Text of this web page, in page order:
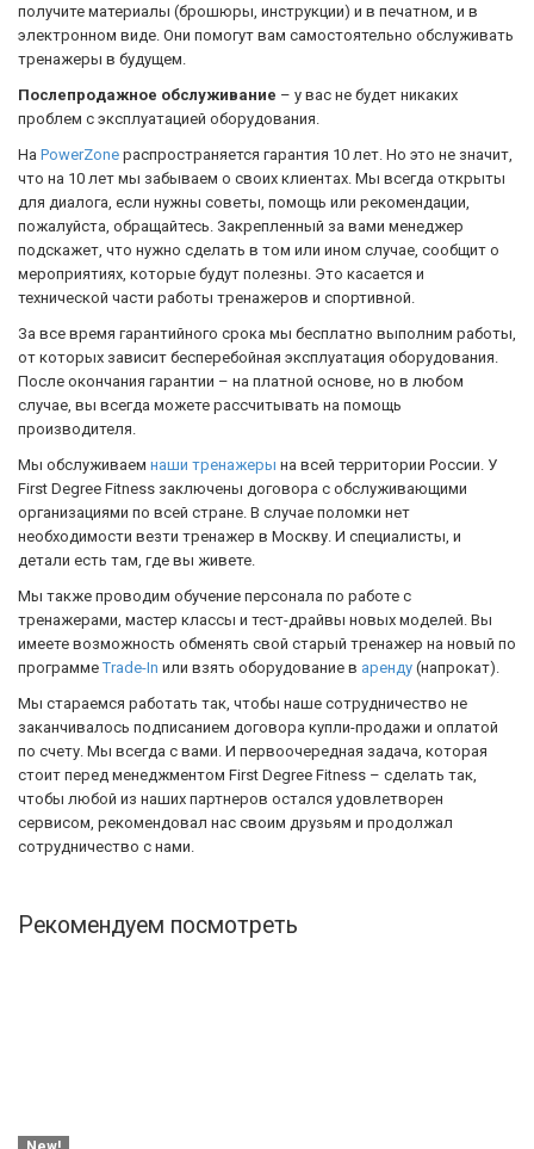
получите материалы (брошюры, инструкции) и в печатном, и в
электронном виде. Они помогут вам самостоятельно обслуживать
тренажеры в будущем.
Послепродажное обслуживание – у вас не будет никаких
проблем с эксплуатацией оборудования.
На PowerZone распространяется гарантия 10 лет. Но это не значит,
что на 10 лет мы забываем о своих клиентах. Мы всегда открыты
для диалога, если нужны советы, помощь или рекомендации,
пожалуйста, обращайтесь. Закрепленный за вами менеджер
подскажет, что нужно сделать в том или ином случае, сообщит о
мероприятиях, которые будут полезны. Это касается и
технической части работы тренажеров и спортивной.
За все время гарантийного срока мы бесплатно выполним работы,
от которых зависит бесперебойная эксплуатация оборудования.
После окончания гарантии – на платной основе, но в любом
случае, вы всегда можете рассчитывать на помощь
производителя.
Мы обслуживаем наши тренажеры на всей территории России. У
First Degree Fitness заключены договора с обслуживающими
организациями по всей стране. В случае поломки нет
необходимости везти тренажер в Москву. И специалисты, и
детали есть там, где вы живете.
Мы также проводим обучение персонала по работе с
тренажерами, мастер классы и тест-драйвы новых моделей. Вы
имеете возможность обменять свой старый тренажер на новый по
программеTrade-In или взять оборудование в аренду (напрокат).
Мы стараемся работать так, чтобы наше сотрудничество не
заканчивалось подписанием договора купли-продажи и оплатой
по счету. Мы всегда с вами. И первоочередная задача, которая
стоит перед менеджментом First Degree Fitness – сделать так,
чтобы любой из наших партнеров остался удовлетворен
сервисом, рекомендовал нас своим друзьям и продолжал
сотрудничество с нами.
Рекомендуем посмотреть